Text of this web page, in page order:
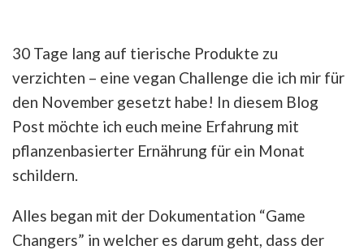
30 Tage lang auf tierische Produkte zu
verzichten – eine vegan Challenge die ich mir für
den November gesetzt habe! In diesem Blog
Post möchte ich euch meine Erfahrung mit
pflanzenbasierter Ernährung für ein Monat
schildern.
Alles began mit der Dokumentation “Game
Changers” in welcher es darum geht, dass der